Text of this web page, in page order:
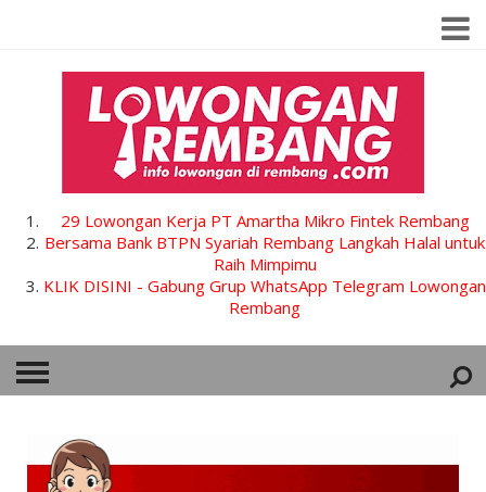
29 Lowongan Kerja PT Amartha Mikro Fintek Rembang
Bersama Bank BTPN Syariah Rembang Langkah Halal untuk
Raih Mimpimu
KLIK DISINI - Gabung Grup WhatsApp Telegram Lowongan
Rembang
HOME